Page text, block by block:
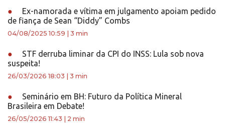
●
Ex-namorada e vítima em julgamento apoiam pedido
de fiança de Sean “Diddy” Combs
04/08/2025 10:59 3 min
●
STF derruba liminar da CPI do INSS: Lula sob nova
suspeita!
26/03/2026 18:03 3 min
●
Seminário em BH: Futuro da Política Mineral
Brasileira em Debate!
26/05/2026 11:43 2 min